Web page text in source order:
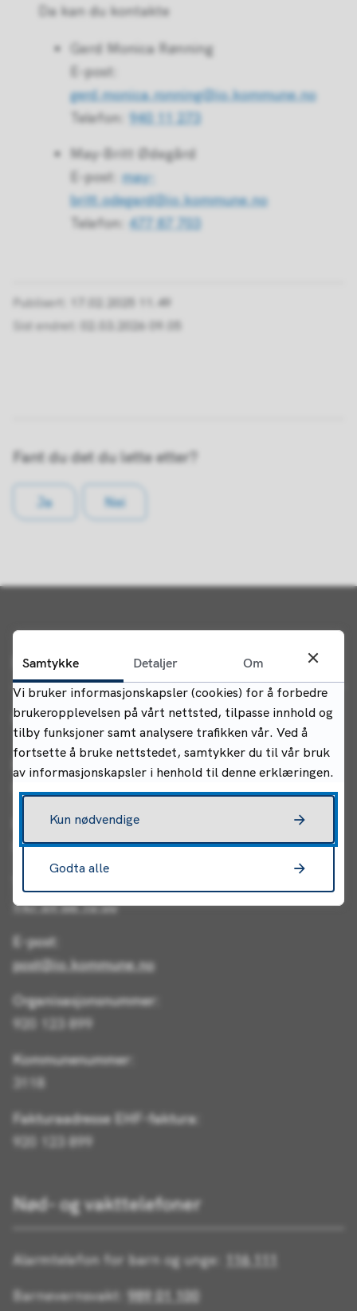
Da kan du kontakte
Gerd Monica Rønning
E-post:
gerd.monica.ronning@io.kommune.no
Telefon: 940 11 273
May-Britt Ødegård
E-post:may-
britt.odegard@io.kommune.no
Telefon: 477 87 703
Publisert
17.02.2025 11.49
Sist endret
02.03.2026 09.05
Fant du det du lette etter?
Ja Nei
Kontakt oss
Indre Østfold kommune
Postadresse:
Postboks 34, 1861 Trøgstad
Besøksadresse (rådhuset):
Rådhusgata 22, 1830 Askim
+47 69 68 10 00
E-post:
post@io.kommune.no
Organisasjonsnummer:
920 123 899
Kommunenummer:
3118
Fakturaadresse EHF-faktura:
920 123 899
Nød- og vakttelefoner
Alarmtelefon for barn og unge:
116 111
Barnevernsvakt: 989 01 100
Samtykke Detaljer
Om
Vi bruker informasjonskapsler (cookies) for å forbedre
brukeropplevelsen på vårt nettsted, tilpasse innhold og
tilby funksjoner samt analysere trafikken vår. Ved å
fortsette å bruke nettstedet, samtykker du til vår bruk
av informasjonskapsler i henhold til denne erklæringen.
Kun nødvendige
Godta alle